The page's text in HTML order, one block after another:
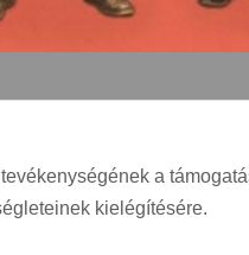
a
kielégítésére.